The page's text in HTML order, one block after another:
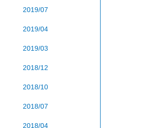
2019/07
2019/04
2019/03
2018/12
2018/10
2018/07
2018/04